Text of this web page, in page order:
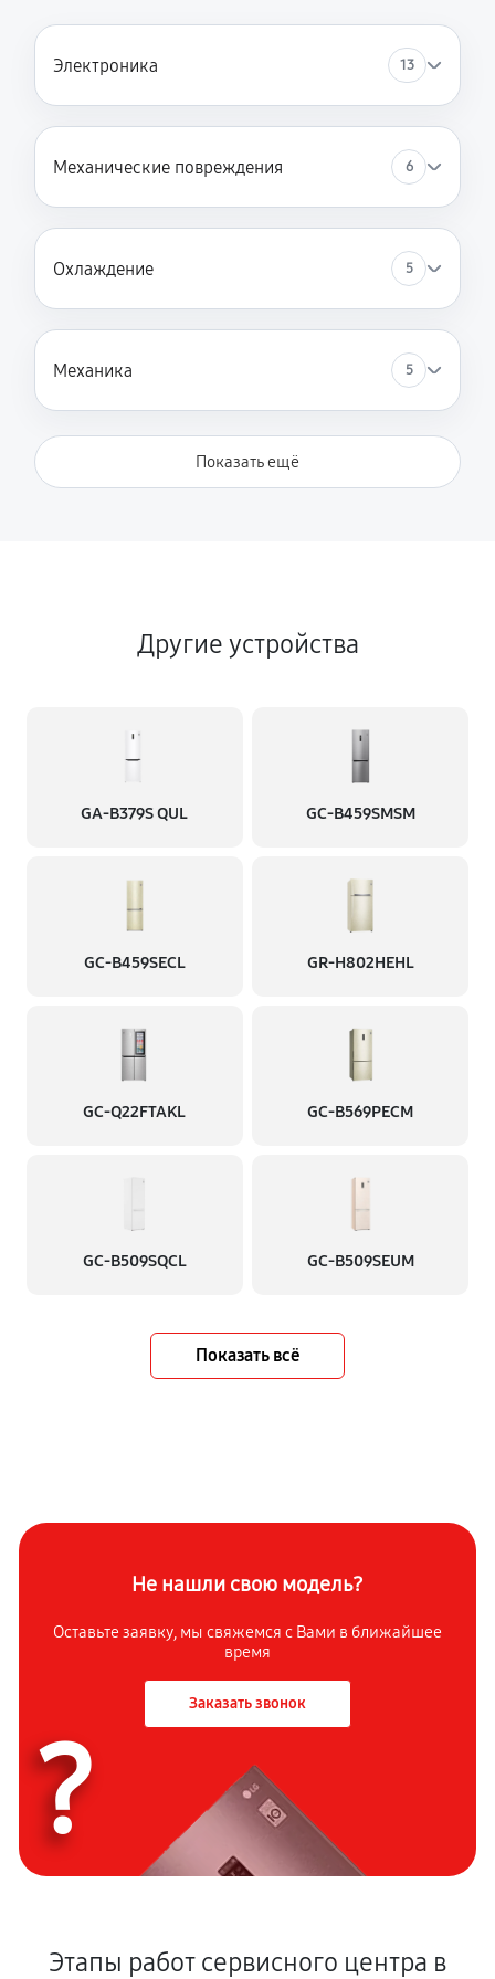
Электроника 13
Механические повреждения 6
Охлаждение 5
Механика 5
Показать ещё
Другие устройства
GA-B379S QUL GC-B459SMSM
GC-B459SECL GR-H802HEHL
GC-Q22FTAKL GC-B569PECM
GC-B509SQCL GC-B509SEUM
Показать всё
Не нашли свою модель?
Оставьте заявку, мы свяжемся с Вами в ближайшее
время
Заказать звонок
?
Этапы работ сервисного центра в